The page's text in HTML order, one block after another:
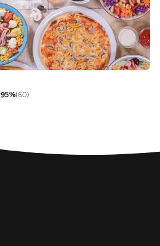
95%(60)